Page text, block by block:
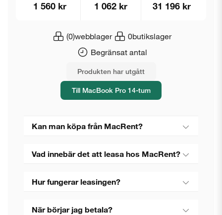
(0)webblager 0butikslager
Begränsat antal
1 560 kr 1 062 kr 31 196 kr
Produkten har utgått
Till MacBook Pro 14-tum
Kan man köpa från MacRent?
Vad innebär det att leasa hos MacRent?
Hur fungerar leasingen?
När börjar jag betala?